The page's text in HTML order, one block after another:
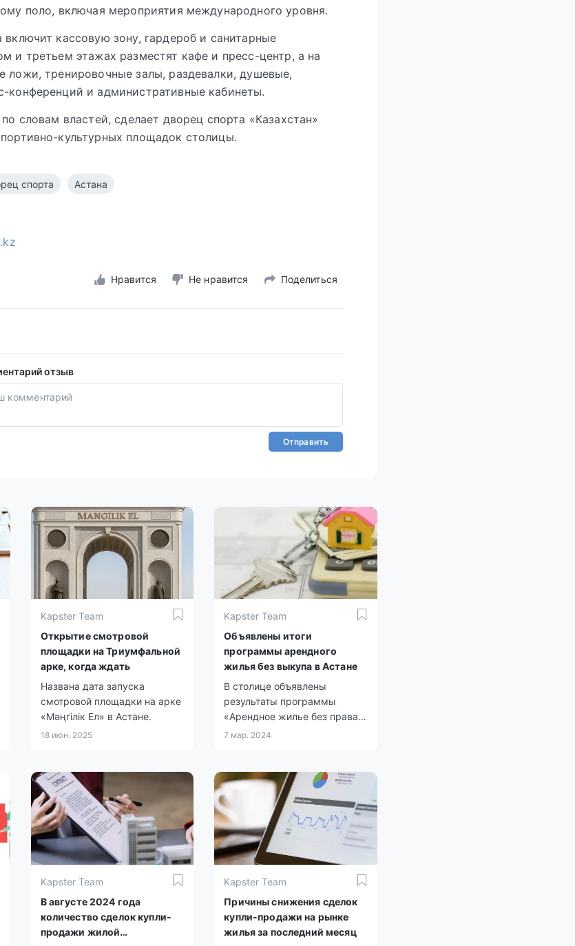
поло, включая мероприятия международного уровня.
включит кассовую зону, гардероб и санитарные
и третьем этажах разместят кафе и пресс-центр, а на
ложи, тренировочные залы, раздевалки, душевые,
конференций и административные кабинеты.
словам властей, сделает дворец спорта «Казахстан»
культурных площадок столицы.
спорта Астана
Нравится Не нравится Поделиться
отзыв
Отправить
Kapster Team
Открытие смотровой
площадки на Триумфальной
арке, когда ждать
Названа дата запуска
смотровой площадки на арке
«Мәңгілік Ел» в Астане.
18 июн. 2025
Kapster Team
Объявлены итоги
программы арендного
жилья без выкупа в Астане
В столице объявлены
результаты программы
«Арендное жилье без права
выкупа» для многодетных
родителей, а также для
социально уязвимых групп
населения.
7 мар. 2024
Kapster Team
В августе 2024 года
количество сделок купли-
продажи жилой
Kapster Team
Причины снижения сделок
купли-продажи на рынке
жилья за последний месяц